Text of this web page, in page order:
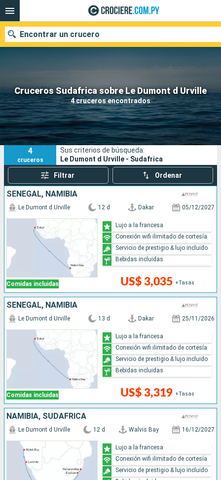
Cruceros Sudafrica sobre Le Dumont d Urville
4 cruceros encontrados
Encontrar un crucero
Nuestros destinos
Fecha de salida
Puertos Compañías
Buscar
4
cruceros
Sus criterios de búsqueda:
Le Dumont d Urville - Sudafrica
Filtrar Ordenar
SENEGAL, NAMIBIA
Comidas incluidas
Le Dumont d Urville 12 d Dakar 05/12/2027
US$ 3,035 +Tasas
Lujo a la francesa
Conexión wifi ilimitado de cortesía
Servicio de prestigio & lujo incluido
Bebidas incluidas
SENEGAL, NAMIBIA
Comidas incluidas
Le Dumont d Urville 13 d Dakar 25/11/2026
US$ 3,319 +Tasas
Lujo a la francesa
Conexión wifi ilimitado de cortesía
Servicio de prestigio & lujo incluido
Bebidas incluidas
NAMIBIA, SUDAFRICA
Le Dumont d Urville 12 d Walvis Bay 16/12/2027
Lujo a la francesa
Conexión wifi ilimitado de cortesía
Servicio de prestigio & lujo incluido